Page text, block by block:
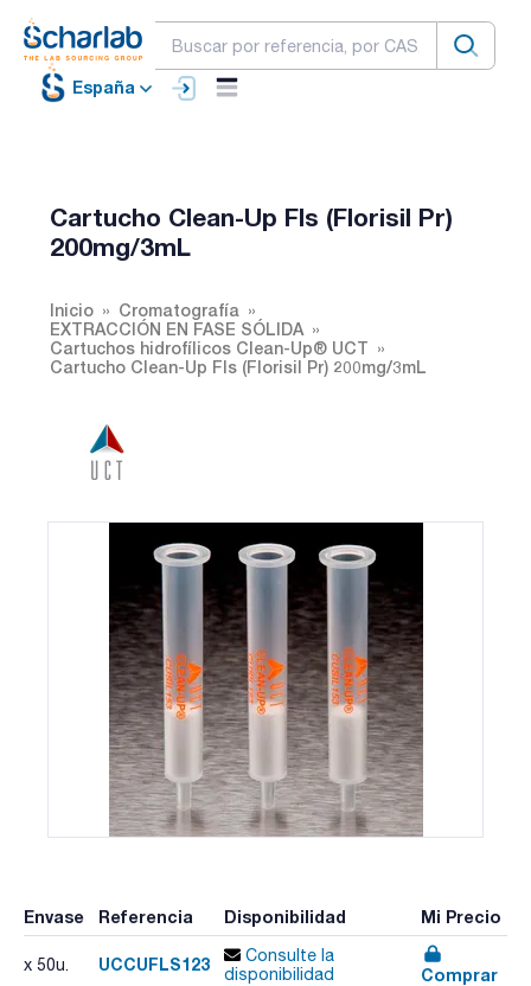
España
Cartucho Clean-Up Fls (Florisil Pr)
200mg/3mL
Inicio
Cromatografía
EXTRACCIÓN EN FASE SÓLIDA
Cartuchos hidrofílicos Clean-Up® UCT
Cartucho Clean-Up Fls (Florisil Pr) 200mg/3mL
Envase Referencia Disponibilidad Mi Precio
x 50u. UCCUFLS123
Consulte la
disponibilidad
Comprar